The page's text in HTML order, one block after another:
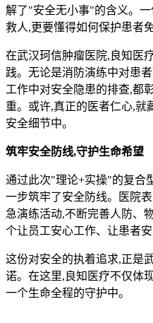
解了"安全无小事"的含义。
救人,更要懂得如何保护患者
在武汉珂信肿瘤医院,良知医
践。无论是消防演练中对患
工作中对安全隐患的排查,都
重。或许,真正的医者仁心,就
安全细节中。
筑牢安全防线,守护生命希望
通过此次"理论+实操"的复合
一步筑牢了安全防线。医院
急演练活动,不断完善人防、
个让员工安心工作、让患者
这份对安全的执着追求,正是
诺。在这里,良知医疗不仅体
一个生命全程的守护中。